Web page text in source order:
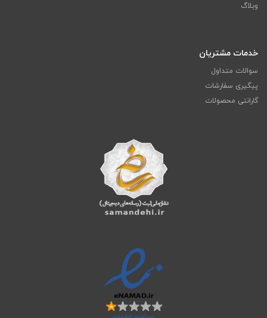
وبلاگ
خدمات مشتریان
سوالات متداول
پیگیری سفارشات
گارانتی محصولات